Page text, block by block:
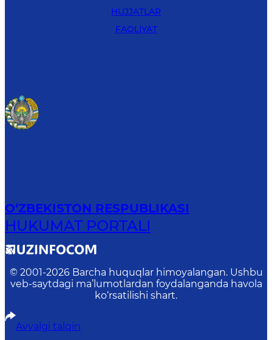
HUJJATLAR
FAOLIYAT
O‘ZBEKISTON RESPUBLIKASI
HUKUMAT PORTALI
© 2001-2026 Barcha huquqlar himoyalangan. Ushbu
veb-saytdagi ma’lumotlardan foydalanganda havola
ko‘rsatilishi shart.
Avvalgi talqin